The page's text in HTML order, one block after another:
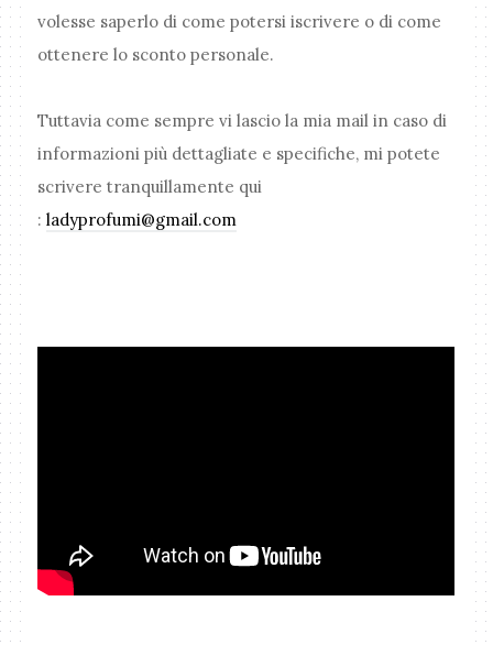
volesse saperlo di come potersi iscrivere o di come
ottenere lo sconto personale.
Tuttavia come sempre vi lascio la mia mail in caso di
informazioni più dettagliate e specifiche, mi potete
scrivere tranquillamente qui
:ladyprofumi@gmail.com